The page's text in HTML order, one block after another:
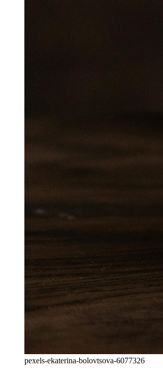
pexels-ekaterina-bolovtsova-6077326